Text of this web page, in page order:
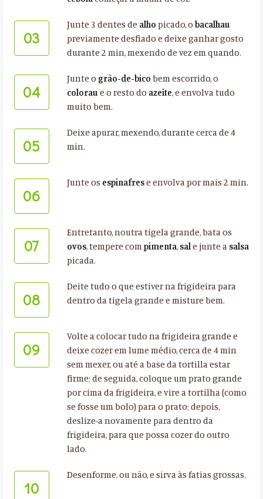
03
Junte 3 dentes de alho picado, o bacalhau
previamente desfiado e deixe ganhar gosto
durante 2 min, mexendo de vez em quando.
04
Junte o grão-de-bico bem escorrido, o
coloraue o resto do azeite, e envolva tudo
muito bem.
05
Deixe apurar, mexendo, durante cerca de 4
min.
06
Junte os espinafrese envolva por mais 2 min.
07
Entretanto, noutra tigela grande, bata os
ovos, tempere compimenta, sale junte a salsa
picada.
08
Deite tudo o que estiver na frigideira para
dentro da tigela grande e misture bem.
09
Volte a colocar tudo na frigideira grande e
deixe cozer em lume médio, cerca de 4 min
sem mexer, ou até a base da tortilla estar
firme; de seguida, coloque um prato grande
por cima da frigideira, e vire a tortilha (como
se fosse um bolo) para o prato; depois,
deslize-a novamente para dentro da
frigideira, para que possa cozer do outro
lado.
10
Desenforme, ou não, e sirva às fatias grossas.